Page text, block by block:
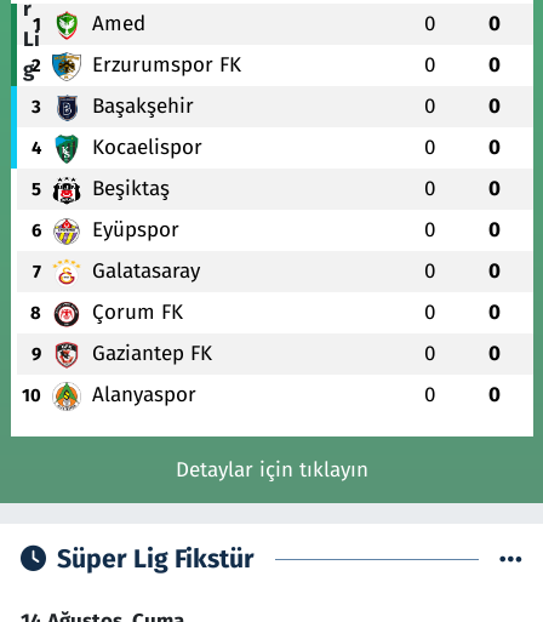
1 Amed 0 0
2 Erzurumspor FK 0 0
3 Başakşehir 0 0
4 Kocaelispor 0 0
5 Beşiktaş 0 0
6 Eyüpspor 0 0
7 Galatasaray 0 0
8 Çorum FK 0 0
9 Gaziantep FK 0 0
10 Alanyaspor 0 0
Detaylar için tıklayın
Süper Lig Fikstür